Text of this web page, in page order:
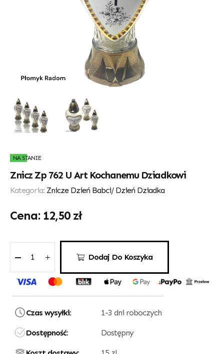
NA STANIE
Znicz Zp 762 U Art Kochanemu Dziadkowi
Kategoria: Znicze Dzień Babci/ Dzień Dziadka
12,50 zł
Dodaj Do Koszyka
Czas wysyłki: 1-3 dni roboczych
Dostępność: Dostępny